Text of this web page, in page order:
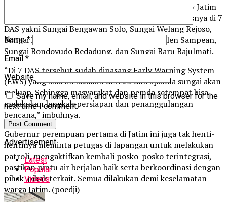
Begitu pula di Daerah Aliran Sungai (DAS), Pemprov Jatim
telah menyiapkan langkah mitigasi bencana. Khususnya di 7
DAS yakni Sungai Bengawan Solo, Sungai Welang Rejoso,
Sungai Brantas, Sungai Madura, Sungai Pekalen Sampean,
Sungai Bondoyudo Bedadung, dan Sungai Baru Bajulmati.
“Di 7 DAS tersebut sudah dipasang Early Warning System
(EWS) yang bisa melakukan deteksi dini apabila sungai akan
meluap. Sehingga masyarakat dan pemda setempat bisa
melakukan langkah persiapan dan penanggulangan
bencana,” imbuhnya.
Gubernur perempuan pertama di Jatim ini juga tak henti-
hentinya meminta petugas di lapangan untuk melakukan
patroli, mengaktifkan kembali posko-posko terintegrasi,
pastikan pintu air berjalan baik serta berkoordinasi dengan
pihak-pihak terkait. Semua dilakukan demi keselamatan
warga Jatim. (poedji)
Name*
Email *
Website
Save my name, email, and website in this browser for the
next time I comment.
Advertisement
Latest
Popular
Videos